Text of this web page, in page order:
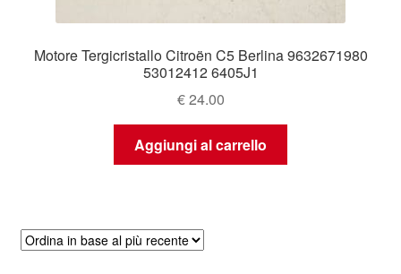
Motore Tergicristallo Citroën C5 Berlina 9632671980
53012412 6405J1
€24.00
Aggiungi al carrello